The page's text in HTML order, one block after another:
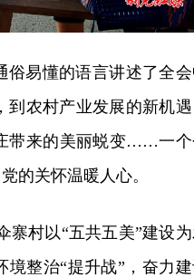
俗易懂的语言讲述了全会
农村产业发展的新机遇
带来的美丽蜕变……一个
的关怀温暖人心。
寨村以“五共五美”建设
境整治“提升战”，奋力